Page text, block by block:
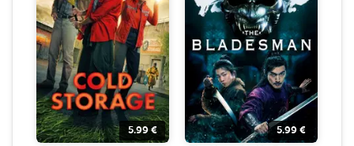
5.99 € 5.99 €